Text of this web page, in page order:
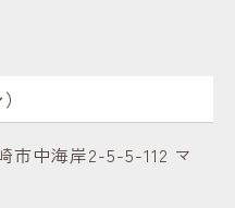
市中海岸2-5-5-112 マ